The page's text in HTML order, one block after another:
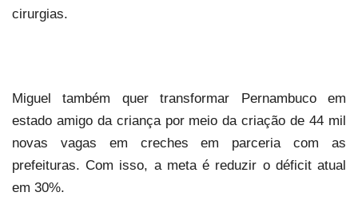
cirurgias.
Miguel também quer transformar Pernambuco em
estado amigo da criança por meio da criação de 44 mil
novas vagas em creches em parceria com as
prefeituras. Com isso, a meta é reduzir o déficit atual
em 30%.